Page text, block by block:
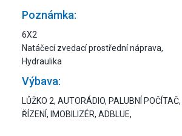
Poznámka:
6X2
Natáčecí zvedací prostřední náprava,
Hydraulika
Výbava:
LŮŽKO 2, AUTORÁDIO, PALUBNÍ
ŘÍZENÍ, IMOBILIZÉR, ADBLUE,